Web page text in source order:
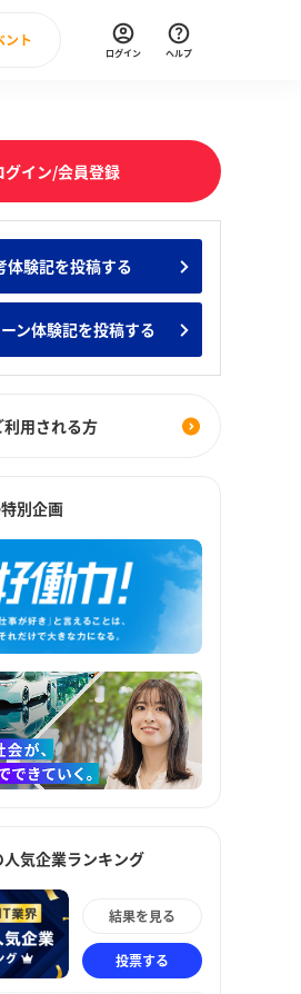
みんなのインターン人気企業ランキ
ント
直近のイベント一覧
ログイン ヘルプ
グイン/会員登録
体験記を投稿する
ン体験記を投稿する
用される方
別企画
気企業ランキング
結果を見る
投票する